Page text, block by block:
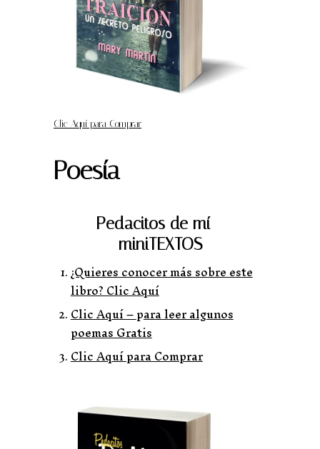
Clic Aquí para Comprar
Poesía
Pedacitos de mí –
miniTEXTOS
¿Quieres conocer más sobre este
libro? Clic Aquí
Clic Aquí –para leer algunos
poemas Gratis
Clic Aquí para Comprar